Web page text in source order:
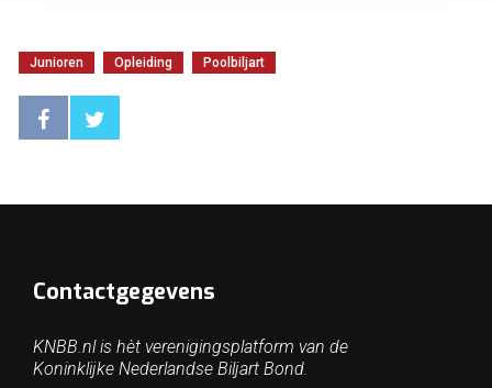
Junioren Opleiding Poolbiljart
Contactgegevens
KNBB.nl is hèt verenigingsplatform van de
Koninklijke Nederlandse Biljart Bond.